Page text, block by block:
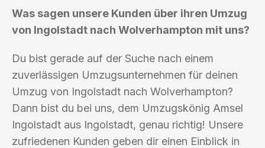
Was sagen unsere Kunden über ihren Umzug
von Ingolstadt nach Wolverhampton mit uns?
Du bist gerade auf der Suche nach einem
zuverlässigen Umzugsunternehmen für deinen
Umzug von Ingolstadt nach Wolverhampton?
Dann bist du bei uns, dem Umzugskönig Amsel
Ingolstadt aus Ingolstadt, genau richtig! Unsere
zufriedenen Kunden geben dir einen Einblick in